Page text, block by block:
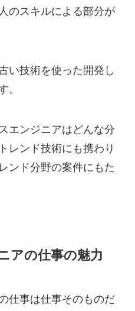
のスキルによる部分が
い技術を使った開発し
。
エンジニアはどんな分
レンド技術にも携わり
ンド分野の案件にもた
アの仕事の魅力
仕事は仕事そのものだ